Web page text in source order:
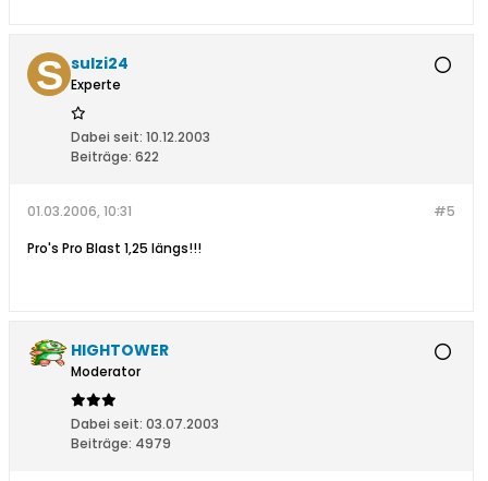
sulzi24
Experte
Dabei seit: 10.12.2003
Beiträge: 622
#5
01.03.2006, 10:31
Pro's Pro Blast 1,25 längs!!!
HIGHTOWER
Moderator
Dabei seit: 03.07.2003
Beiträge: 4979